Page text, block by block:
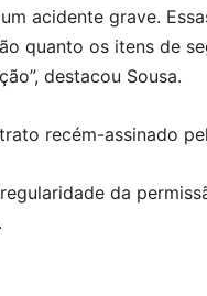
acidente grave.
quanto os itens de
destacou Sousa.
recém-assinado
da